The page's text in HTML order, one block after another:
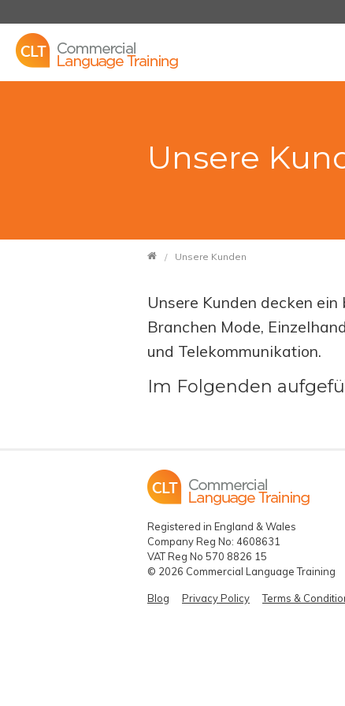
Unsere
Unsere Kunden
Unsere Kunden decken
Branchen Mode,
und Telekommunikation.
Im Folgenden
Registered in England & Wales
Company Reg No: 4608631
VAT Reg No 570 8826 15
© 2026 Commercial Language Training
Blog Privacy Policy Terms &